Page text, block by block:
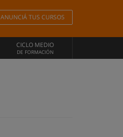
ANUNCIÁ TUS CURSOS
CICLO MEDIO
DE FORMACIÓN